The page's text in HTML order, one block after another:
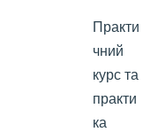
Практи
чний
курс та
практи
ка